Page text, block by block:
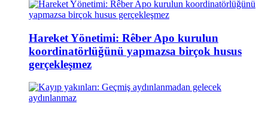
Hareket Yönetimi: Rêber Apo kurulun
koordinatörlüğünü yapmazsa birçok husus
gerçekleşmez